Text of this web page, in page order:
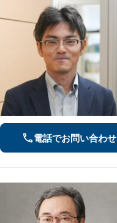
電話でお問い合わせ